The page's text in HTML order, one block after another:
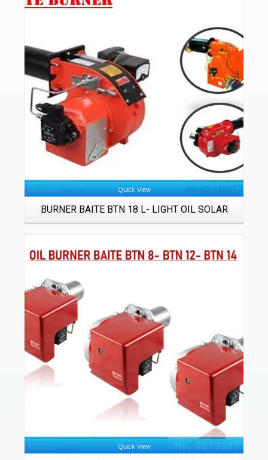
Quick View
BURNER BAITE BTN 18 L- LIGHT OIL SOLAR
Quick View